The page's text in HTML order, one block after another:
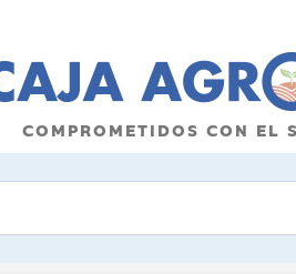
COMPROMETIDOS CON EL